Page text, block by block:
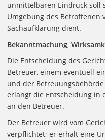
unmittelbaren Eindruck soll
Umgebung des Betroffenen
Sachaufklärung dient.
Bekanntmachung,
Die Entscheidung des
Betreuer, einem eventuell
und der
erlangt die Entscheidung in
an den Betreuer.
Der Betreuer wird vom
verpflichtet; er erhält eine